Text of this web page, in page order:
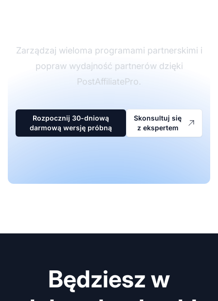
Zarządzaj wieloma programami partnerskimi i
popraw wydajność partnerów dzięki
PostAffiliatePro.
Rozpocznij 30-dniową
darmową wersję próbną
Skonsultuj się
z ekspertem
Będziesz w